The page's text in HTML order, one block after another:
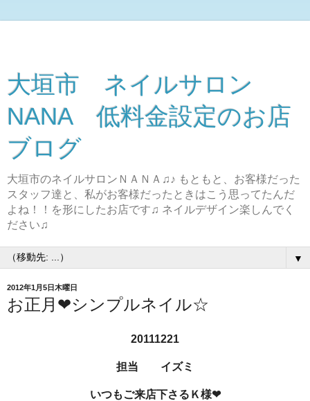
大垣市 ネイルサロン
NANA 低料金設定のお店
ブログ
大垣市のネイルサロンＮＡＮＡ♫♪ もともと、お客様だった
スタッフ達と、私がお客様だったときはこう思ってたんだ
よね！！を形にしたお店です♫ ネイルデザイン楽しんでく
ださい♫
▼
2012年1月5日木曜日
お正月❤シンプルネイル☆
20111221
担当 イズミ
いつもご来店下さるＫ様❤